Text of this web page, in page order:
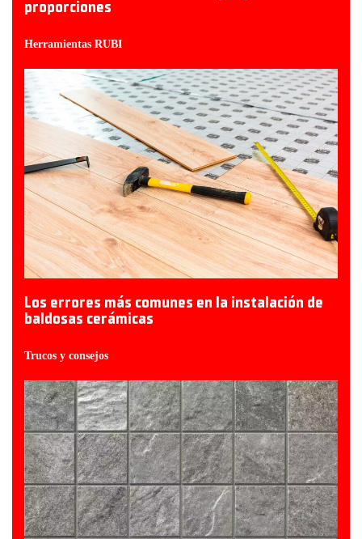
proporciones
Herramientas RUBI
Los errores más comunes en la instalación de
baldosas cerámicas
Trucos y consejos